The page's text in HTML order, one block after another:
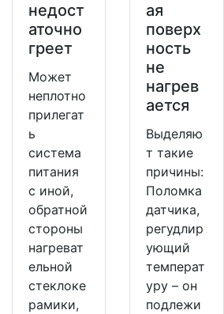
недост
аточно
греет
Может
неплотно
прилегат
ь
система
питания
с иной,
обратной
стороны
нагреват
ельной
стеклоке
рамики,
ая
поверх
ность
не
нагрев
ается
Выделяю
т такие
причины:
Поломка
датчика,
регудлир
ующий
температ
уру – он
подлежи